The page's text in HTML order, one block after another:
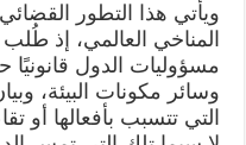
ويأتي هذا التطور
المناخي العالمي، إذ
مسؤوليات الدول قانونيًا
وسائر مكونات البيئة،
التي تتسبب بأفعالها أو